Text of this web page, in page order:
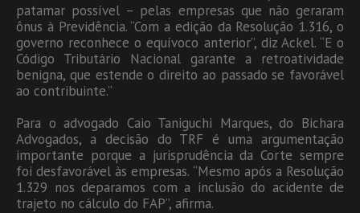
patamar possível – pelas empresas que não geraram
ônus à Previdência. “Com a edição da Resolução 1.316, o
governo reconhece o equívoco anterior”, diz Ackel. “E o
Código Tributário Nacional garante a retroatividade
benigna, que estende o direito ao passado se favorável
ao contribuinte.”
Para o advogado Caio Taniguchi Marques, do Bichara
Advogados, a decisão do TRF é uma argumentação
importante porque a jurisprudência da Corte sempre
foi desfavorável às empresas. “Mesmo após a Resolução
1.329 nos deparamos com a inclusão do acidente de
trajeto no cálculo do FAP”, afirma.